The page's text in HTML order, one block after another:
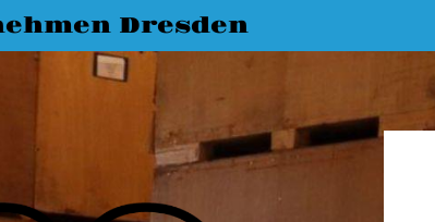
Dresden